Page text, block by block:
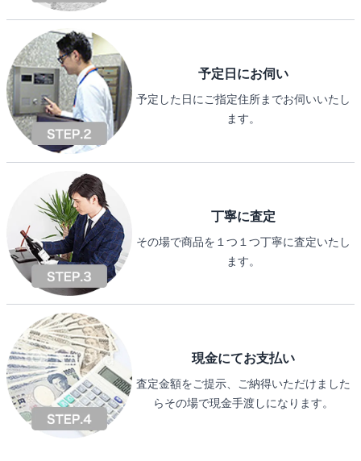
予定日にお伺い
予定した日にご指定住所までお伺いいたし
ます。
丁寧に査定
その場で商品を１つ１つ丁寧に査定いたし
ます。
現金にてお支払い
査定金額をご提示、ご納得いただけました
らその場で現金手渡しになります。